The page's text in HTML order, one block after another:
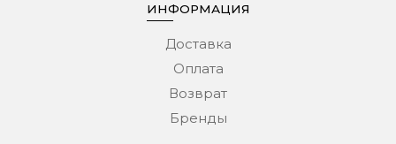
ИНФОРМАЦИЯ
Доставка
Оплата
Возврат
Бренды